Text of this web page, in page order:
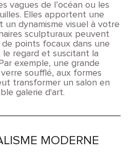
vagues de l’océan ou les
Elles apportent une
un dynamisme visuel à votre
sculpturaux peuvent
points focaux dans une
regard et suscitant la
exemple, une grande
soufflé, aux formes
transformer un salon en
galerie d'art.
MODERNE